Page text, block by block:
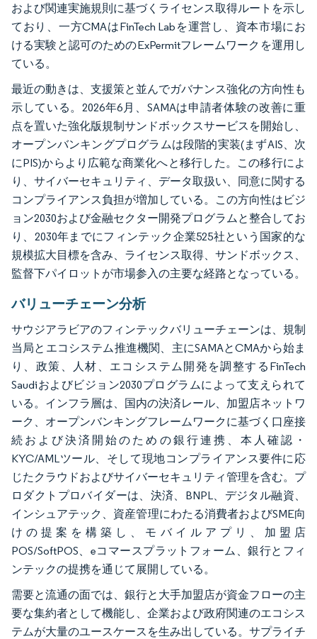
および関連実施規則に基づくライセンス取得ルートを示し
ており、一方CMAはFinTech Labを運営し、資本市場にお
ける実験と認可のためのExPermitフレームワークを運用し
ている。
最近の動きは、支援策と並んでガバナンス強化の方向性も
示している。2026年6月、SAMAは申請者体験の改善に重
点を置いた強化版規制サンドボックスサービスを開始し、
オープンバンキングプログラムは段階的実装(まずAIS、次
にPIS)からより広範な商業化へと移行した。この移行によ
り、サイバーセキュリティ、データ取扱い、同意に関する
コンプライアンス負担が増加している。この方向性はビジ
ョン2030および金融セクター開発プログラムと整合してお
り、2030年までにフィンテック企業525社という国家的な
規模拡大目標を含み、ライセンス取得、サンドボックス、
監督下パイロットが市場参入の主要な経路となっている。
バリューチェーン分析
サウジアラビアのフィンテックバリューチェーンは、規制
当局とエコシステム推進機関、主にSAMAとCMAから始ま
り、政策、人材、エコシステム開発を調整するFinTech
Saudiおよびビジョン2030プログラムによって支えられて
いる。インフラ層は、国内の決済レール、加盟店ネットワ
ーク、オープンバンキングフレームワークに基づく口座接
続および決済開始のための銀行連携、本人確認・
KYC/AMLツール、そして現地コンプライアンス要件に応
じたクラウドおよびサイバーセキュリティ管理を含む。プ
ロダクトプロバイダーは、決済、BNPL、デジタル融資、
インシュアテック、資産管理にわたる消費者およびSME向
けの提案を構築し、モバイルアプリ、加盟店
POS/SoftPOS、eコマースプラットフォーム、銀行とフィ
ンテックの提携を通じて展開している。
需要と流通の面では、銀行と大手加盟店が資金フローの主
要な集約者として機能し、企業および政府関連のエコシス
テムが大量のユースケースを生み出している。サプライチ